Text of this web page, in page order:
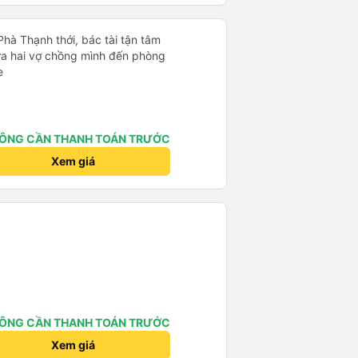
Thạnh thới, bác tài tận tâm
hai vợ chồng mình đến phòng
CẦN THANH TOÁN TRƯỚC
Xem giá
CẦN THANH TOÁN TRƯỚC
Xem giá